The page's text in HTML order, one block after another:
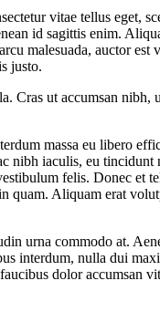
vitae tellus eget,
id sagittis enim.
malesuada, auctor
justo.
Cras ut accumsan nibh,
massa eu libero
nibh iaculis, eu
felis. Donec et
quam. Aliquam erat
urna commodo at.
interdum, nulla dui
dolor accumsan